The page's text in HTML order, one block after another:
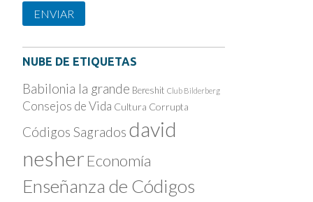
ENVIAR
NUBE DE ETIQUETAS
Babilonia la grande Bereshit Club Bilderberg
Consejos de Vida Cultura Corrupta
Códigos Sagrados david
nesher Economía
Enseñanza de Códigos